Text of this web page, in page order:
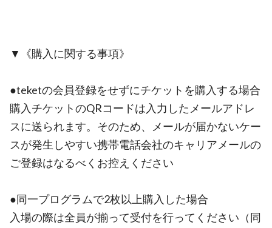
▼《購入に関する事項》
●teketの会員登録をせずにチケットを購入する場合
購入チケットのQRコードは入力したメールアドレ
スに送られます。そのため、メールが届かないケー
スが発生しやすい携帯電話会社のキャリアメールの
ご登録はなるべくお控えください
●同一プログラムで2枚以上購入した場合
入場の際は全員が揃って受付を行ってください（同